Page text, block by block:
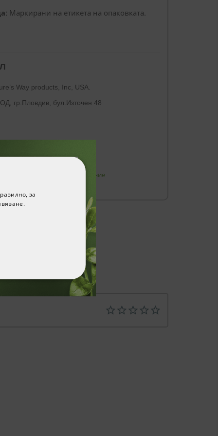
: Маркирани на етикета на опаковката.
Way products, Inc, USA.
гр.Пловдив, бул.Източен 48
Стрес и добро настроение
за